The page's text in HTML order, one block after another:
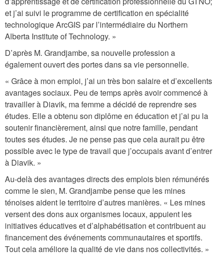
et j’ai suivi le programme de certification en spécialité
technologique ArcGIS par l’intermédiaire du Northern
Alberta Institute of Technology. »
D’après M. Grandjambe, sa nouvelle profession a
également ouvert des portes dans sa vie personnelle.
« Grâce à mon emploi, j’ai un très bon salaire et d’excellents
avantages sociaux. Peu de temps après avoir commencé à
travailler à Diavik, ma femme a décidé de reprendre ses
études. Elle a obtenu son diplôme en éducation et j’ai pu la
soutenir financièrement, ainsi que notre famille, pendant
toutes ses études. Je ne pense pas que cela aurait pu être
possible avec le type de travail que j’occupais avant d’entrer
à Diavik. »
Au-delà des avantages directs des emplois bien rémunérés
comme le sien, M. Grandjambe pense que les mines
ténoises aident le territoire d’autres manières. « Les mines
versent des dons aux organismes locaux, appuient les
initiatives éducatives et d’alphabétisation et contribuent au
financement des événements communautaires et sportifs.
Tout cela améliore la qualité de vie dans nos collectivités. »